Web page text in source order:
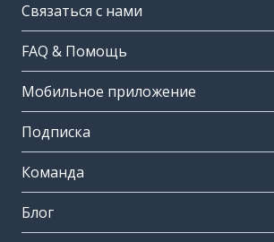
Связаться с нами
FAQ & Помощь
Мобильное приложение
Подписка
Команда
Блог